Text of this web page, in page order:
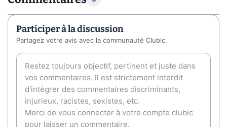
Participer à la discussion
Partagez votre avis avec la communauté Clubic.